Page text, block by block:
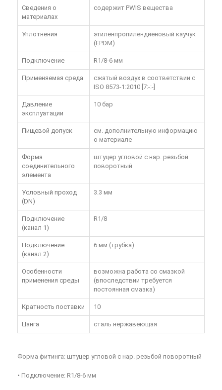
Сведения о
материалах
содержит PWIS вещества
Уплотнения
этиленпропилендиеновый каучук
(EPDM)
Подключение R1/8-6 мм
Применяемая среда
сжатый воздух в соответствии с
ISO 8573-1:2010 [7:-:-]
Давление
эксплуатации
10 бар
Пищевой допуск
см. дополнительную информацию
о материале
Форма
соединительного
элемента
штуцер угловой с нар. резьбой
поворотный
Условный проход
(DN)
3.3 мм
Подключение
(канал 1)
R1/8
Подключение
(канал 2)
6 мм (трубка)
Особенности
применения среды
возможна работа со смазкой
(впоследствии требуется
постоянная смазка)
Кратность поставки 10
Цанга сталь нержавеющая
Форма фитинга: штуцер угловой с нар. резьбой поворотный
• Подключение: R1/8-6 мм